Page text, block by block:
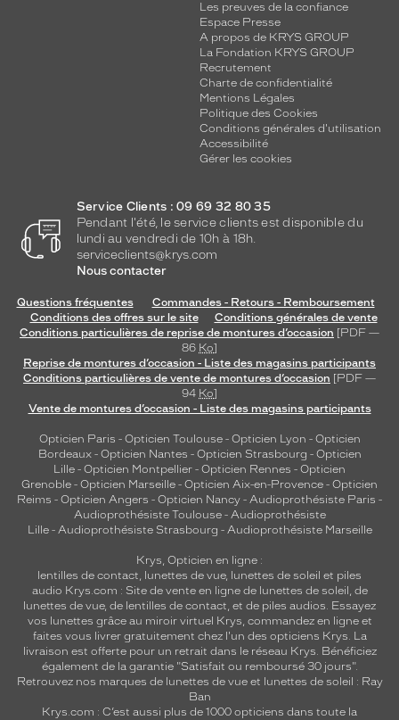
Les preuves de la confiance
Espace Presse
A propos de KRYS GROUP
La Fondation KRYS GROUP
Recrutement
Charte de confidentialité
Mentions Légales
Politique des Cookies
Conditions générales d'utilisation
Accessibilité
Gérer les cookies
Service Clients : 09 69 32 80 35
Pendant l'été, le service clients est disponible du
lundi au vendredi de 10h à 18h.
serviceclients@krys.com
Nous contacter
Questions fréquentes
Commandes - Retours - Remboursement
Conditions des offres sur le site
Conditions générales de vente
Conditions particulières de reprise de montures d’occasion [PDF —
86 Ko]
Reprise de montures d’occasion - Liste des magasins participants
Conditions particulières de vente de montures d’occasion [PDF —
94 Ko]
Vente de montures d’occasion - Liste des magasins participants
Opticien Paris - Opticien Toulouse- Opticien Lyon - Opticien
Bordeaux- Opticien Nantes - Opticien Strasbourg - Opticien
Lille - Opticien Montpellier - Opticien Rennes - Opticien
Grenoble - Opticien Marseille - Opticien Aix-en-Provence - Opticien
Reims - Opticien Angers - Opticien Nancy - Audioprothésiste Paris -
Audioprothésiste Toulouse- Audioprothésiste
Lille- Audioprothésiste Strasbourg - Audioprothésiste Marseille
Krys, Opticien en ligne :
lentilles de contact, lunettes de vue, lunettes de soleil et piles
audio Krys.com : Site de vente en ligne de lunettes de soleil, de
lunettes de vue, de lentilles de contact, et de piles audios. Essayez
vos lunettes grâce au miroir virtuel Krys, commandez en ligne et
faites vous livrer gratuitement chez l'un des opticiens Krys. La
livraison est offerte pour un retrait dans le réseau Krys. Bénéficiez
également de la garantie "Satisfait ou remboursé 30 jours".
Retrouvez nos marques de lunettes de vue et lunettes de soleil : Ray
Ban
Krys.com : C’est aussi plus de 1000 opticiens dans toute la